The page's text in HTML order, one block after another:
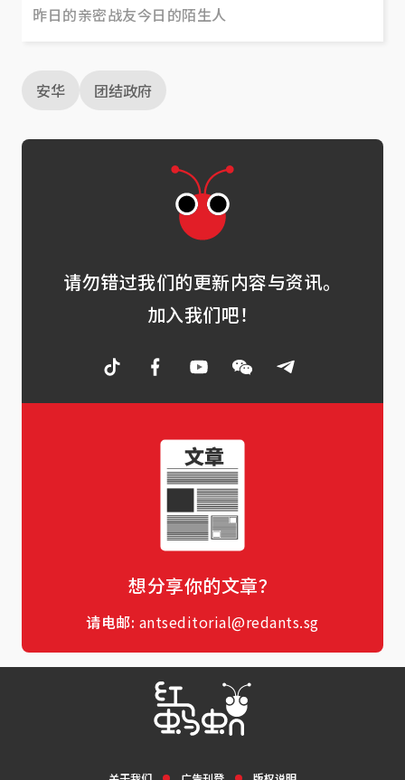
昨日的亲密战友今日的陌生人
安华 团结政府
请勿错过我们的更新内容与资讯。
加入我们吧！
想分享你的文章？
请电邮: antseditorial@redants.sg